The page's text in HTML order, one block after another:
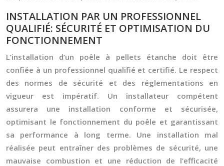
INSTALLATION PAR UN PROFESSIONNEL
QUALIFIÉ: SÉCURITÉ ET OPTIMISATION DU
FONCTIONNEMENT
L’installation d’un poêle à pellets étanche doit être
confiée à un professionnel qualifié et certifié. Le respect
des normes de sécurité et des réglementations en
vigueur est impératif. Un installateur compétent
assurera une installation conforme et sécurisée,
optimisant le fonctionnement du poêle et garantissant
sa performance à long terme. Une installation mal
réalisée peut entraîner des problèmes de sécurité, une
mauvaise combustion et une réduction de l’efficacité